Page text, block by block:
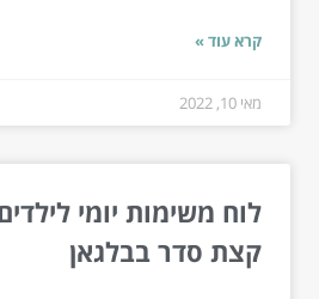
קרא עוד »
מאי 10, 2022
לוח משימות יומי
קצת סדר בבלגאן